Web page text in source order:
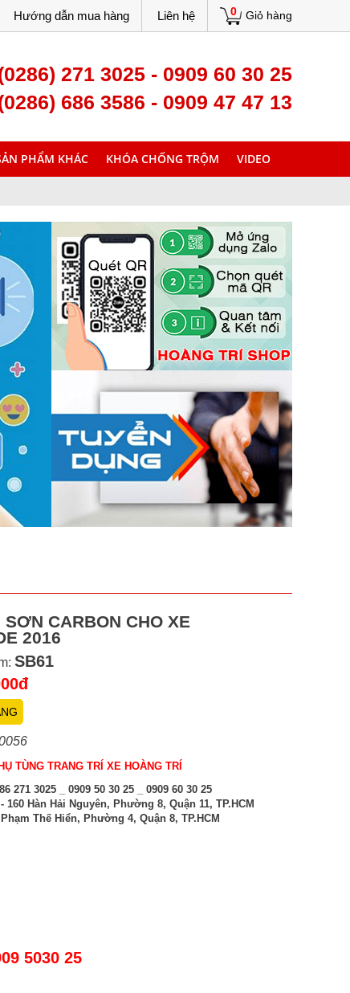
0 Giỏ hàng
Hướng dẫn mua hàng Liên hệ
271 3025 - 0909 60 30 25
686 3586 - 0909 47 47 13
PHẨM KHÁC KHÓA CHỐNG TRỘM VIDEO
SƠN CARBON CHO XE
2016
SB61
TÙNG TRANG TRÍ XE HOÀNG TRÍ
271 3025 _ 0909 50 30 25 _ 0909 60 30 25
160 Hàn Hải Nguyên, Phường 8, Quận 11, TP.HCM
Thế Hiển, Phường 4, Quận 8, TP.HCM
5030 25